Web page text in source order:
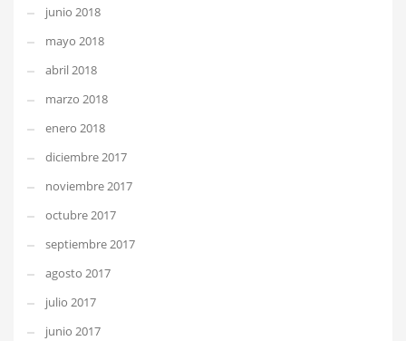
junio 2018
mayo 2018
abril 2018
marzo 2018
enero 2018
diciembre 2017
noviembre 2017
octubre 2017
septiembre 2017
agosto 2017
julio 2017
junio 2017